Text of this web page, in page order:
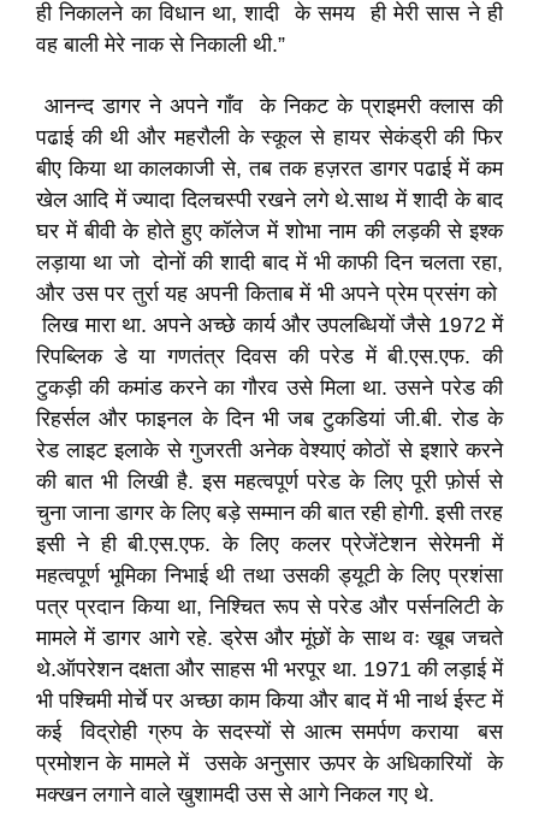
ही निकालने का विधान था, शादी के समय ही मेरी सास ने ही
वह बाली मेरे नाक से निकाली थी.”
आनन्द डागर ने अपने गाँव के निकट के प्राइमरी क्लास की
पढाई की थी और महरौली के स्कूल से हायर सेकंड्री की फिर
बीए किया था कालकाजी से, तब तक हज़रत डागर पढाई में कम
खेल आदि में ज्यादा दिलचस्पी रखने लगे थे.साथ में शादी के बाद
घर में बीवी के होते हुए कॉलेज में शोभा नाम की लड़की से इश्क
लड़ाया था जो दोनों की शादी बाद में भी काफी दिन चलता रहा,
और उस पर तुर्रा यह अपनी किताब में भी अपने प्रेम प्रसंग को
लिख मारा था. अपने अच्छे कार्य और उपलब्धियों जैसे 1972 में
रिपब्लिक डे या गणतंत्र दिवस की परेड में बी.एस.एफ. की
टुकड़ी की कमांड करने का गौरव उसे मिला था. उसने परेड की
रिहर्सल और फाइनल के दिन भी जब टुकडियां जी.बी. रोड के
रेड लाइट इलाके से गुजरती अनेक वेश्याएं कोठों से इशारे करने
की बात भी लिखी है. इस महत्वपूर्ण परेड के लिए पूरी फ़ोर्स से
चुना जाना डागर के लिए बड़े सम्मान की बात रही होगी. इसी तरह
इसी ने ही बी.एस.एफ. के लिए कलर प्रेजेंटेशन सेरेमनी में
महत्वपूर्ण भूमिका निभाई थी तथा उसकी ड्यूटी के लिए प्रशंसा
पत्र प्रदान किया था, निश्चित रूप से परेड और पर्सनलिटी के
मामले में डागर आगे रहे. ड्रेस और मूंछों के साथ वः खूब जचते
थे.ऑपरेशन दक्षता और साहस भी भरपूर था. 1971 की लड़ाई में
भी पश्चिमी मोर्चे पर अच्छा काम किया और बाद में भी नार्थ ईस्ट में
कई विद्रोही ग्रुप के सदस्यों से आत्म समर्पण कराया बस
प्रमोशन के मामले में उसके अनुसार ऊपर के अधिकारियों के
मक्खन लगाने वाले खुशामदी उस से आगे निकल गए थे.